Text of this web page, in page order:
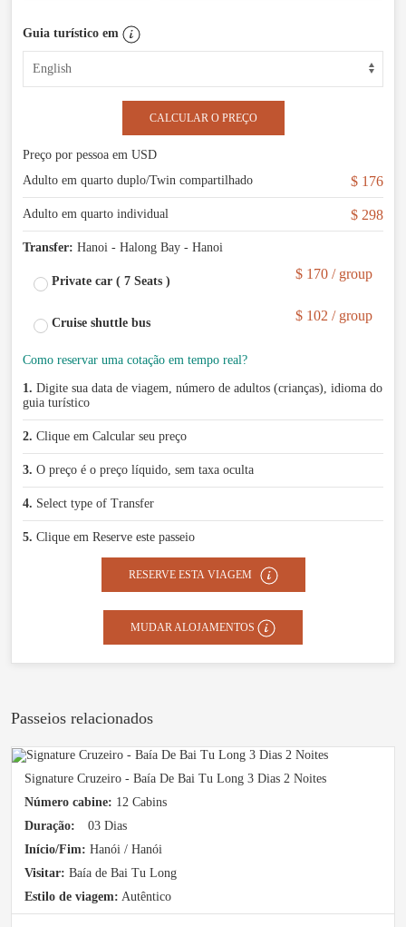
Guia turístico em
CALCULAR O PREÇO
Preço por pessoa em USD
Adulto em quarto duplo/Twin compartilhado
$ 176
Adulto em quarto individual $ 298
Transfer: Hanoi - Halong Bay - Hanoi
Private car ( 7 Seats ) $ 170 / group
Cruise shuttle bus $ 102 / group
Como reservar uma cotação em tempo real?
1. Digite sua data de viagem, número de adultos (crianças), idioma do
guia turístico
2. Clique em Calcular seu preço
3. O preço é o preço líquido, sem taxa oculta
4. Select type of Transfer
5. Clique em Reserve este passeio
RESERVE ESTA VIAGEM
MUDAR ALOJAMENTOS
Passeios relacionados
Signature Cruzeiro - Baía De Bai Tu Long 3 Dias 2 Noites
Número cabine: 12 Cabins
Duração:
03 Dias
Início/Fim: Hanói / Hanói
Visitar: Baía de Bai Tu Long
Estilo de viagem: Autêntico